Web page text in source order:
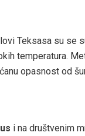
Teksasa su se
temperatura.
opasnost od
i na društvenim